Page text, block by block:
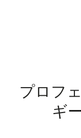
プロフ
ギ